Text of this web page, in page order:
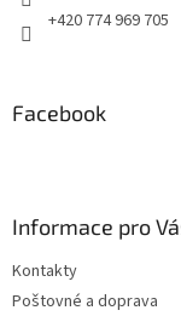
+420 774 969 705
Facebook
Informace pro
Kontakty
Poštovné a doprava